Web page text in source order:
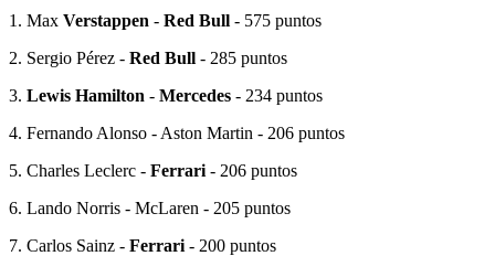
1. Max Verstappen - Red Bull - 575 puntos
2. Sergio Pérez - Red Bull - 285 puntos
3. Lewis Hamilton - Mercedes - 234 puntos
4. Fernando Alonso - Aston Martin - 206 puntos
5. Charles Leclerc - Ferrari - 206 puntos
6. Lando Norris - McLaren - 205 puntos
7. Carlos Sainz - Ferrari - 200 puntos